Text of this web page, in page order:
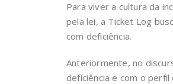
Para viver a cultura da
pela lei, a Ticket Log
com deficiência.
Anteriormente, no
deficiência e com o